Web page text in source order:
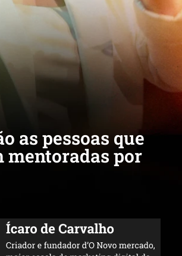
as pessoas que
mentoradas por